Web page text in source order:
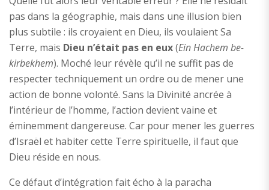
pas dans la géographie, mais dans une illusion bien
plus subtile : ils croyaient en Dieu, ils voulaient Sa
Terre, mais Dieu n’était pas en eux(Ein Hachem be-
kirbekhem). Moché leur révèle qu’il ne suffit pas de
respecter techniquement un ordre ou de mener une
action de bonne volonté. Sans la Divinité ancrée à
l’intérieur de l’homme, l’action devient vaine et
éminemment dangereuse. Car pour mener les guerres
d’Israël et habiter cette Terre spirituelle, il faut que
Dieu réside en nous.
Ce défaut d’intégration fait écho à la paracha